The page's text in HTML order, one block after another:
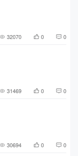
32070 0 0
31469 0 0
30694 0 0